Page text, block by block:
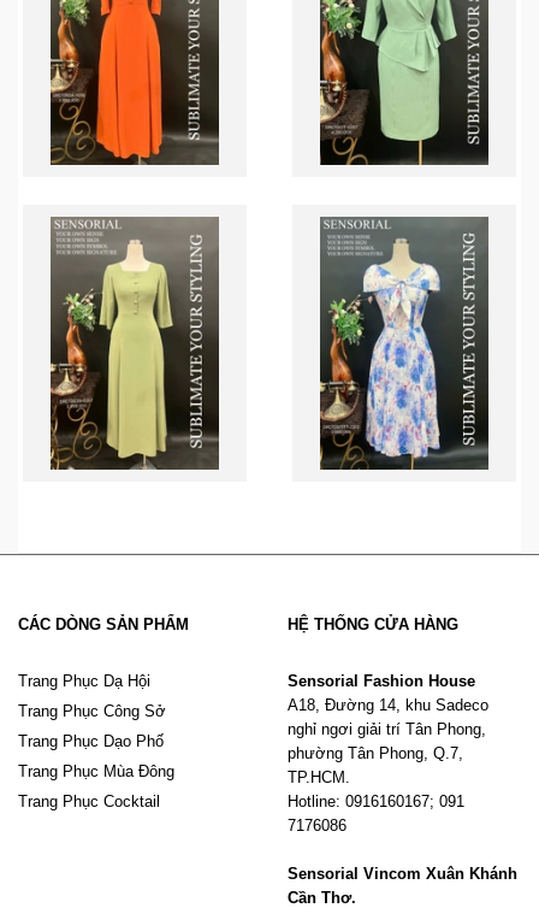
CÁC DÒNG SẢN PHẨM
Trang Phục Dạ Hội
Trang Phục Công Sở
Trang Phục Dạo Phố
Trang Phục Mùa Đông
Trang Phục Cocktail
HỆ THỐNG CỬA HÀNG
Sensorial Fashion House
A18, Đường 14, khu Sadeco
nghỉ ngơi giải trí Tân Phong,
phường Tân Phong, Q.7,
TP.HCM.
Hotline: 0916160167; 091
7176086
Sensorial Vincom Xuân Khánh
Cần Thơ.